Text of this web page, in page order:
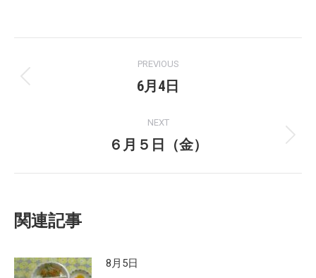
navigation
PREVIOUS
Previous
6月4日
NEXT
Next
６月５日（金）
関連記事
8月5日